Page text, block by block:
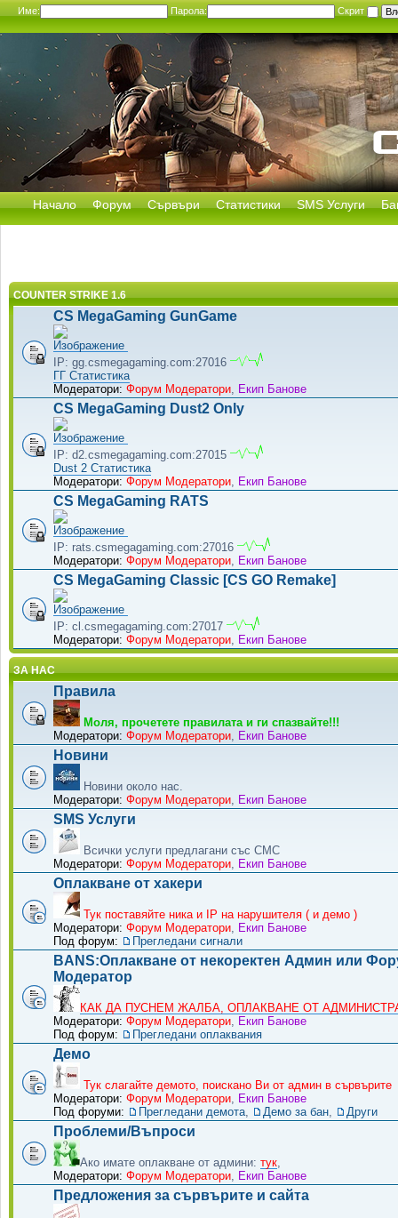
Име: Парола: Скрит
Начало Форум Сървъри Статистики SMS Услуги
COUNTER STRIKE 1.6
CS MegaGaming GunGame
IP: gg.csmegagaming.com:27016
ГГ Статистика
Модератори: Форум Модератори Екип Банове
CS MegaGaming Dust2 Only
IP: d2.csmegagaming.com:27015
Dust 2 Статистика
Модератори: Форум Модератори Екип Банове
CS MegaGaming RATS
IP: rats.csmegagaming.com:27016
Модератори: Форум Модератори Екип Банове
CS MegaGaming Classic [CS GO Remake]
IP: cl.csmegagaming.com:27017
Модератори: Форум Модератори Екип Банове
ЗА НАС
Правила
Моля, прочетете правилата и ги спазвайте!!!
Модератори: Форум Модератори Екип Банове
Новини
Новини около нас.
Модератори: Форум Модератори Екип Банове
SMS Услуги
Всички услуги предлагани със СМС
Модератори: Форум Модератори Екип Банове
Оплакване от хакери
Тук поставяйте ника и IP на нарушителя ( и демо )
Модератори: Форум Модератори Екип Банове
Под форум:
Прегледани сигнали
BANS:Оплакване от некоректен Админ или
Модератор
КАК ДА ПУСНЕМ ЖАЛБА, ОПЛАКВАНЕ ОТ
Модератори: Форум Модератори Екип Банове
Под форум:
Прегледани оплаквания
Демо
Тук слагайте демото, поискано Ви от админ в сървърите
Модератори: Форум Модератори Екип Банове
Под форуми:
Прегледани демота Демо за бан Други
Проблеми/Въпроси
Ако имате оплакване от админи: тук
Модератори: Форум Модератори Екип Банове
Предложения за сървърите и сайта